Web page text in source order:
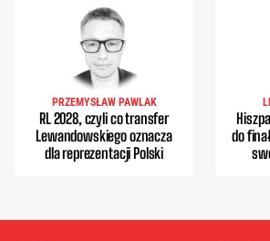
PRZEMYSŁAW PAWLAK
RL 2028, czyli co transfer
Lewandowskiego oznacza
dla reprezentacji Polski
do